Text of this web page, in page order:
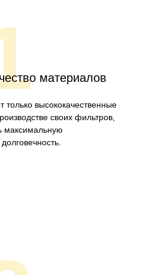
материалов
только высококачественные
своих фильтров,
максимальную